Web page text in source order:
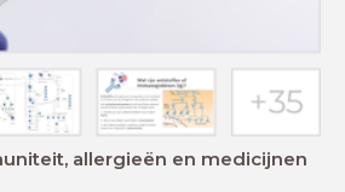
allergieën en medicijnen